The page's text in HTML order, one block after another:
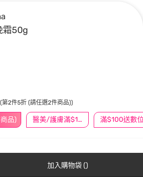
霜50g
品) 醫美/護膚滿$1200送$200
(第2件5折 (請任選2件商品))
加入購物袋 ()